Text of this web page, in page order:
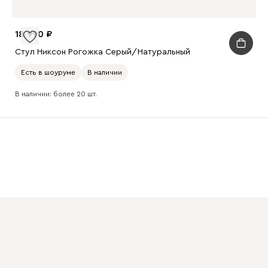
18 990
Стул Никсон Рогожка Серый/Натуральный
Есть в шоуруме В наличии
В наличии: более 20 шт.